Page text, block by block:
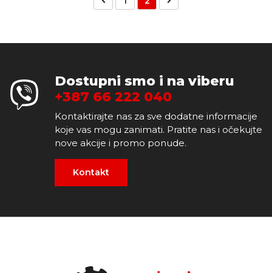
Dostupni smo i na viberu
+387 66 222 040
Kontaktirajte nas za sve dodatne informacije
koje vas mogu zanimati. Pratite nas i očekujte
nove akcije i promo ponude.
Kontakt